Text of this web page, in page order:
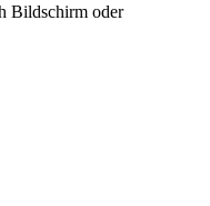
Bildschirm oder